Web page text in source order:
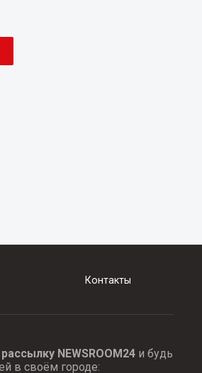
Контакты
NEWSROOM24и будь
в своём городе: